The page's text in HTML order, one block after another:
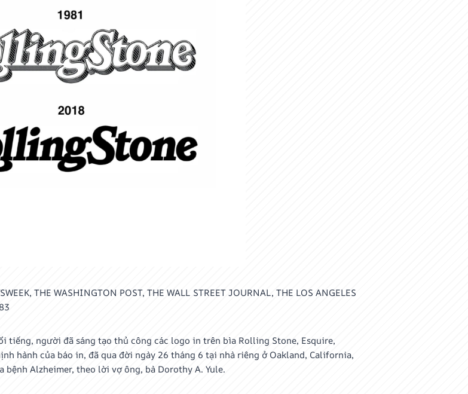
THE WASHINGTON POST, THE WALL STREET JOURNAL, THE LOS ANGELES
tiếng, người đã sáng tạo thủ công các logo in trên bìa Rolling Stone, Esquire,
hành của báo in, đã qua đời ngày 26 tháng 6 tại nhà riêng ở Oakland, California,
Alzheimer, theo lời vợ ông, bà Dorothy A. Yule.